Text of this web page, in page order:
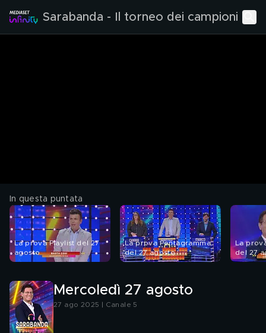
Sarabanda - Il torneo dei campioni
In questa puntata
La prova Playlist del 27
agosto
La prova Pentagramma
del 27 agosto
La
del 27
Mercoledì 27 agosto
27 ago 2025 | Canale 5